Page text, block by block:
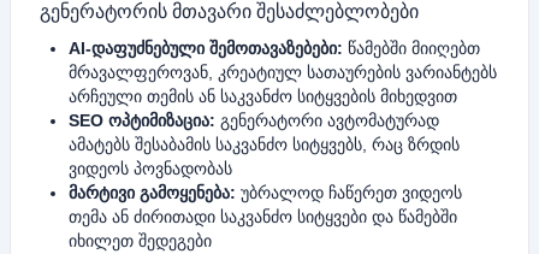
გენერატორის მთავარი შესაძლებლობები
AI-დაფუძნებული შემოთავაზებები: წამებში მიიღებთ
მრავალფეროვან, კრეატიულ სათაურების ვარიანტებს
არჩეული თემის ან საკვანძო სიტყვების მიხედვით
SEO ოპტიმიზაცია: გენერატორი ავტომატურად
ამატებს შესაბამის საკვანძო სიტყვებს, რაც ზრდის
ვიდეოს პოვნადობას
მარტივი გამოყენება: უბრალოდ ჩაწერეთ ვიდეოს
თემა ან ძირითადი საკვანძო სიტყვები და წამებში
იხილეთ შედეგები